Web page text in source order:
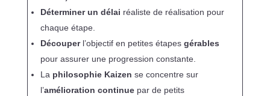
Déterminer un délai réaliste de réalisation pour
chaque étape.
Découperl’objectif en petites étapes gérables
pour assurer une progression constante.
La philosophie Kaizen se concentre sur
l’amélioration continuepar de petits